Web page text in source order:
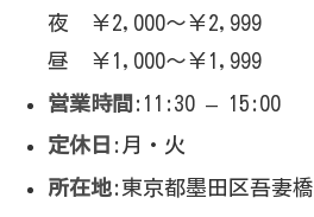
夜 ￥2,000～￥2,999
昼 ￥1,000～￥1,999
営業時間 :11:30 – 15:00
定休日 :月・火
所在地:東京都墨田区吾妻